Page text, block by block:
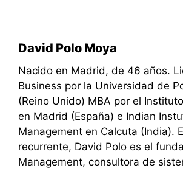
David Polo Moya
Nacido en Madrid, de 46 años.
Business por la Universidad de
(Reino Unido) MBA por el
en Madrid (España) e Indian
Management en Calcuta (India).
recurrente, David Polo es el
Management, consultora de